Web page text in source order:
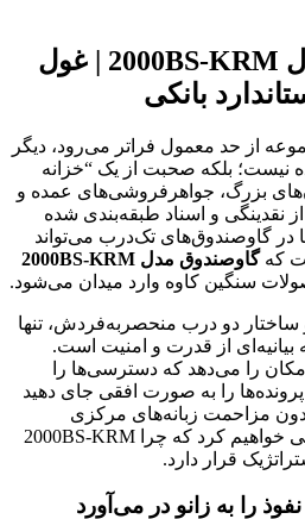
گاوصندوق کاوه مدل 2000BS-KRM | غول
بانکی
از حد معمول فراتر می‌رود، دیگر
بلکه صحبت از یک “خزانه
بزرگ، جواهرفروشی‌های عمده و
نقدینگی و اسناد طبقه‌بندی شده
در گاوصندوق‌های تک‌درب می‌تواند
کهگاوصندوق مدل 2000BS-KRM
سنگین کاوه وارد میدان می‌شود.
ساختار دو درب منحصر‌به‌فردش، تنها
بیانیه‌ای از قدرت و امنیت است.
را می‌دهد که دسترسی‌ها را
را به صورت افقی جای دهید
مزاحمت زبانه‌های مرکزی
استفاده کنید. در ادامه، بررسی خواهیم کرد که چرا 2000BS-KRM
قرار دارد.
را به زانو در می‌آورد